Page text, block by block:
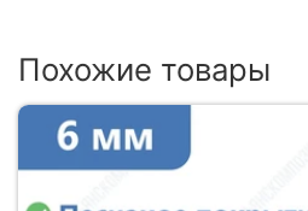
Похожие товары